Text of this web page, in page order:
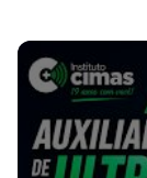
3º e 5º (noite)
Sábado - 8:00
Certificação